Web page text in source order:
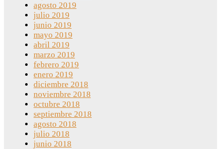
agosto 2019
julio 2019
junio 2019
mayo 2019
abril 2019
marzo 2019
febrero 2019
enero 2019
diciembre 2018
noviembre 2018
octubre 2018
septiembre 2018
agosto 2018
julio 2018
junio 2018